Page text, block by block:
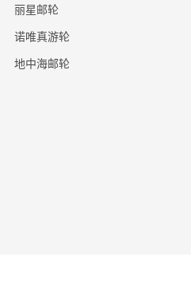
丽星邮轮
诺唯真游轮
地中海邮轮